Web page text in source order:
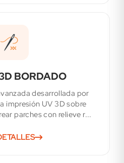
BORDADO
desarrollada por
impresión UV 3D sobre
parches con relieve r...